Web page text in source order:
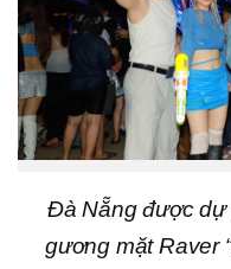
Đà Nẵng được
gương mặt Raver